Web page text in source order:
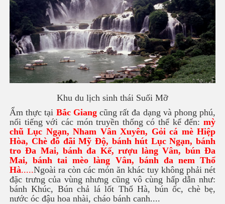
Khu du lịch sinh thái Suối Mỡ
Ẩm thực tại Bắc Giangcũng rất đa dạng và phong phú,
nổi tiếng với các món truyền thống có thể kể đến:mỳ
chũ Lục Ngạn, Nham Vân Xuyên, Gỏi cá mè Hiệp
Hòa, Chè đỗ đãi Mỹ Độ, bánh hút Lục Ngạn, bánh
tro Đa Mai, bánh đa Kế, rượu làng Vân, bún Đa
Mai, bánh tai mèo làng Vân, bánh đa nem Thổ
Hà.....Ngoài ra còn các món ăn khác tuy không phải nét
đặc trưng của vùng nhưng cũng vô cùng hấp dẫn như:
bánh Khúc, Bún chả lá lốt Thổ Hà, bún ốc, chè bẹ,
nước óc đậu hoa nhài, cháo bánh canh....